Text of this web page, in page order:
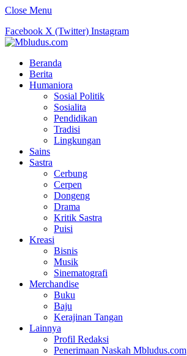
Close Menu
Facebook X (Twitter) Instagram
Beranda
Berita
Humaniora
Sosial Politik
Sosialita
Pendidikan
Tradisi
Lingkungan
Sains
Sastra
Cerbung
Cerpen
Dongeng
Drama
Kritik Sastra
Puisi
Kreasi
Bisnis
Musik
Sinematografi
Merchandise
Buku
Baju
Kerajinan Tangan
Lainnya
Profil Redaksi
Penerimaan Naskah Mbludus.com